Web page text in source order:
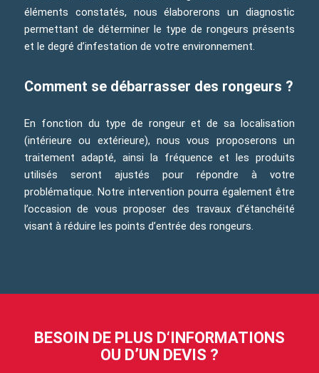
éléments constatés, nous élaborerons un diagnostic
permettant de déterminer le type de rongeurs présents
et le degré d’infestation de votre environnement.
Comment se débarrasser des rongeurs ?
En fonction du type de rongeur et de sa localisation
(intérieure ou extérieure), nous vous proposerons un
traitement adapté, ainsi la fréquence et les produits
utilisés seront ajustés pour répondre à votre
problématique. Notre intervention pourra également être
l’occasion de vous proposer des travaux d’étanchéité
visant à réduire les points d’entrée des rongeurs.
BESOIN DE PLUS D‘INFORMATIONS
OU D’UN DEVIS ?